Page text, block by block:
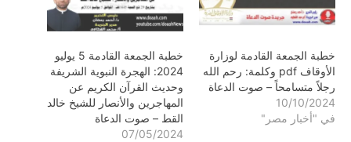
خطبة الجمعة القادمة لوزارة
الأوقاف pdf وكلمة: رحم الله
رجلاً متسامحاً – صوت الدعاة
10/10/2024
في "أخبار مصر"
خطبة الجمعة القادمة 5 يوليو
2024: الهجرة النبوية الشريفة
وحديث القرآن الكريم عن
المهاجرين والأنصار للشيخ خالد
القط – صوت الدعاة
07/05/2024